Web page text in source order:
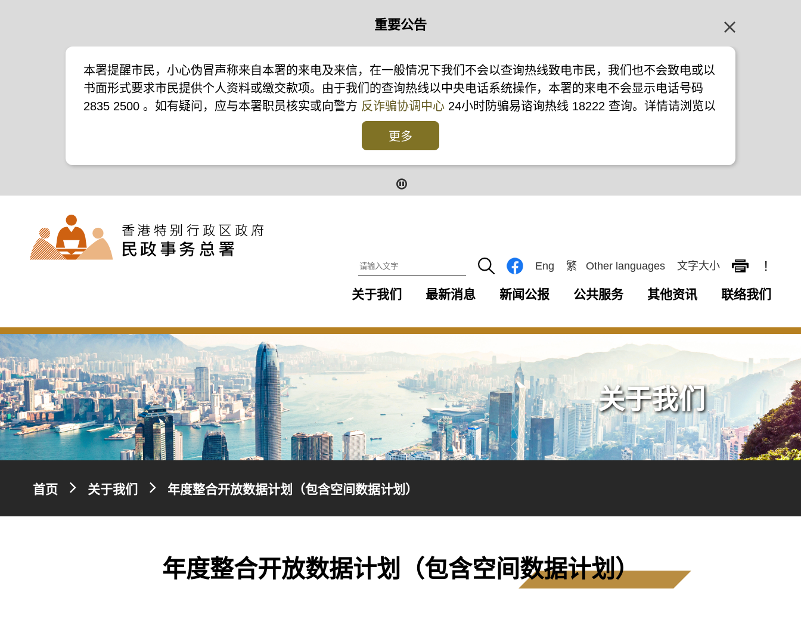
重要公告
本署提醒市民，小心伪冒声称来自本署的来电及来信，在一般情况下我们不会以查询热线致电市民，我们也不会致电或以
书面形式要求市民提供个人资料或缴交款项。由于我们的查询热线以中央电话系统操作，本署的来电不会显示电话号码
2835 2500 。如有疑问，应与本署职员核实或向警方 反诈骗协调中心 24小时防骗易谘询热线 18222 查询。详情请浏览以
二零一九年十月八日的新闻公报
二零一九年七月二十六日的新闻公报
二零一七年四月二十八日的新闻公报
二零一七年四月五日的新闻公报
更多
Eng 繁 Other languages 文字大小 !
关于我们 最新消息 新闻公报 公共服务 其他资讯 联络我们
关于我们
首页 关于我们 年度整合开放数据计划（包含空间数据计划）
年度整合开放数据计划（包含空间数据计划）